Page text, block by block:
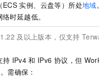
ECS 实例、云盘等）所处地域
时延越低。
1.22 及以上版本，仅支持
持 IPv4 和 IPv6 协议，但
需确保：
R1 满血版
多种方案随心选，轻松解锁专属 DeepSeek